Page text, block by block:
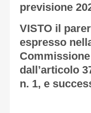
previsione
VISTO il
espresso
dall’articolo
n. 1, e